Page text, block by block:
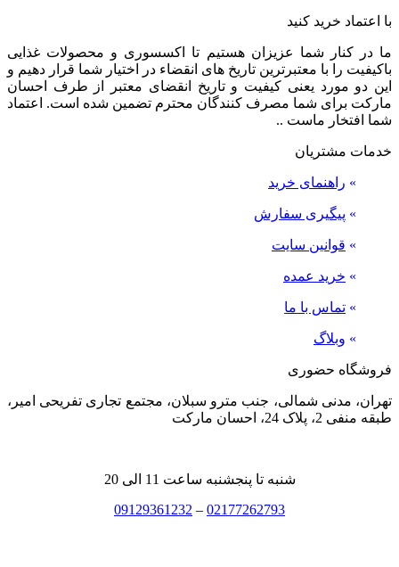
با اعتماد خرید کنید
ما در کنار شما عزیزان هستیم تا اکسسوری و محصولات غذایی
باکیفیت را با معتبرترین تاریخ های انقضاء در اختیار شما قرار دهیم و
این دو مورد یعنی کیفیت و تاریخ انقضای معتبر از طرف احسان
مارکت برای شما مصرف کنندگان محترم تضمین شده است. اعتماد
شما افتخار ماست ..
خدمات مشتریان
» راهنمای خرید
» پیگیری سفارش
» قوانین سایت
» خرید عمده
» تماس با ما
» وبلاگ
فروشگاه حضوری
تهران، مدنی شمالی، جنب مترو سبلان، مجتمع تجاری تفریحی امیر،
طبقه منفی 2، پلاک 24، احسان مارکت
شنبه تا پنجشنبه ساعت 11 الی 20
02177262793
–
09129361232